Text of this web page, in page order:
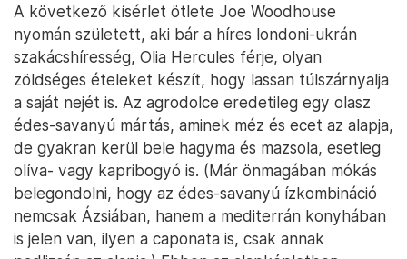
A következő kísérlet ötlete Joe Woodhouse
nyomán született, aki bár a híres londoni-ukrán
szakácshíresség, Olia Hercules férje, olyan
zöldséges ételeket készít, hogy lassan túlszárnyalja
a saját nejét is. Az agrodolce eredetileg egy olasz
édes-savanyú mártás, aminek méz és ecet az alapja,
de gyakran kerül bele hagyma és mazsola, esetleg
olíva- vagy kapribogyó is. (Már önmagában mókás
belegondolni, hogy az édes-savanyú ízkombináció
nemcsak Ázsiában, hanem a mediterrán konyhában
is jelen van, ilyen a caponata is, csak annak